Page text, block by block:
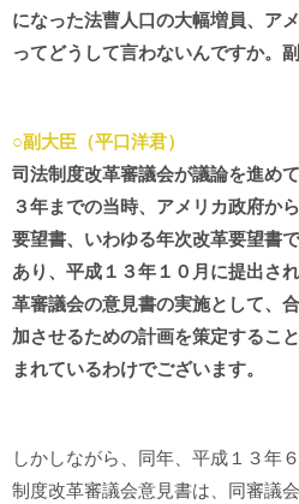
になった法曹人口の大幅増員、ア
ってどうして言わないんですか。
○副大臣（平口洋君）
司法制度改革審議会が議論を進め
３年までの当時、アメリカ政府か
要望書、いわゆる年次改革要望書
あり、平成１３年１０月に提出さ
革審議会の意見書の実施として、
加させるための計画を策定するこ
まれているわけでございます。
しかしながら、同年、平成１３年
制度改革審議会意見書は、同審議